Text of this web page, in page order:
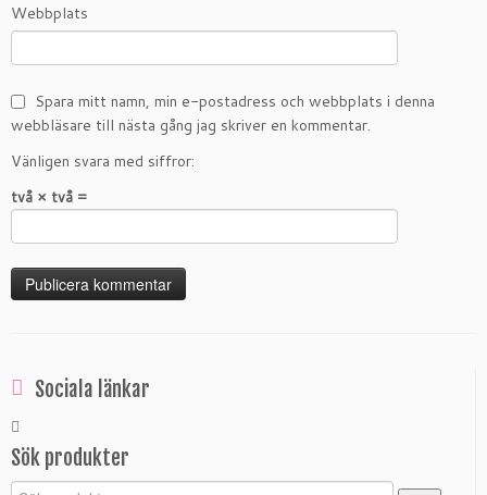
Webbplats
Spara mitt namn, min e-postadress och webbplats i denna
webbläsare till nästa gång jag skriver en kommentar.
Vänligen svara med siffror:
två × två =
Sociala länkar
Sök produkter